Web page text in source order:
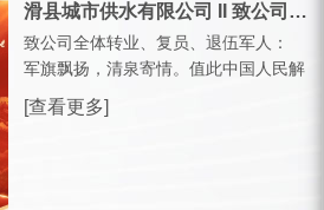
滑县城市供水有限公司 II 致公司全体转业、复员、退伍军人的一封信
致公司全体转业、复员、退伍军人：
军旗飘扬，清泉寄情。值此中国人民解
放军建军99周年之际，滑县城市供水有
限公司，向全体曾身披戎装、现扎根水
[查看更多]